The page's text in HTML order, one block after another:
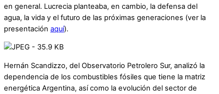
en general. Lucrecia planteaba, en cambio, la defensa del
agua, la vida y el futuro de las próximas generaciones (ver la
presentación aquí).
Hernán Scandizzo, del Observatorio Petrolero Sur, analizó la
dependencia de los combustibles fósiles que tiene la matriz
energética Argentina, así como la evolución del sector de